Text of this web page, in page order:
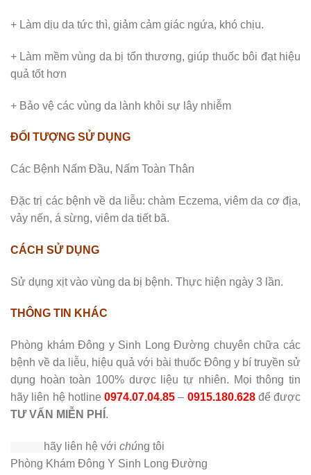
+ Làm dịu da tức thì, giảm cảm giác ngứa, khó chịu.
+ Làm mềm vùng da bị tổn thương, giúp thuốc bôi đạt hiệu
quả tốt hơn
+ Bảo vệ các vùng da lành khỏi sự lây nhiễm
ĐỐI TƯỢNG SỬ DỤNG
Các Bệnh Nấm Đầu, Nấm Toàn Thân
Đặc trị các bệnh về da liễu: chàm Eczema, viêm da cơ địa,
vảy nến, á sừng, viêm da tiết bã.
CÁCH SỬ DỤNG
Sử dụng xịt vào vùng da bị bệnh. Thực hiện ngày 3 lần.
THÔNG TIN KHÁC
Phòng khám Đông y Sinh Long Đường chuyên chữa các
bệnh về da liễu, hiệu quả với bài thuốc Đông y bí truyền sử
dụng hoàn toàn 100% dược liệu tự nhiên. Mọi thông tin
hãy liên hệ hotline 0974.07.04.85 – 0915.180.628để được
TƯ VẤN MIỄN PHÍ .
hãy liên hệ với chúng tôi
Phòng Khám Đông Y Sinh Long Đường